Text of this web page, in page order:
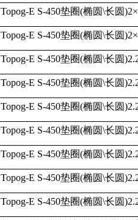
Topog-E S-450垫圈(椭圆\长圆)2×
Topog-E S-450垫圈(椭圆\长圆)2×
Topog-E S-450垫圈(椭圆\长圆
Topog-E S-450垫圈(椭圆\长圆
Topog-E S-450垫圈(椭圆\长圆
Topog-E S-450垫圈(椭圆\长圆
Topog-E S-450垫圈(椭圆\长圆
Topog-E S-450垫圈(椭圆\长圆
Topog-E S-450垫圈(椭圆\长圆